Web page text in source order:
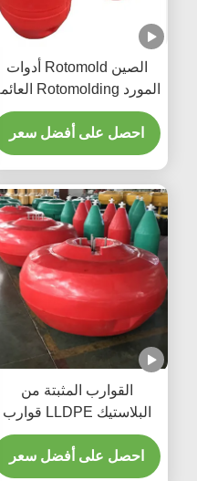
الصين Rotomold أدوات
المورد Rotomolding العائمة
جسر العربة المخصصة
الملاحة البحرية الملاحة
احصل على أفضل سعر
القوارب المثبتة من
البلاستيك LLDPE قوارب
خط التحذير السطحية حسب
الطلب
احصل على أفضل سعر